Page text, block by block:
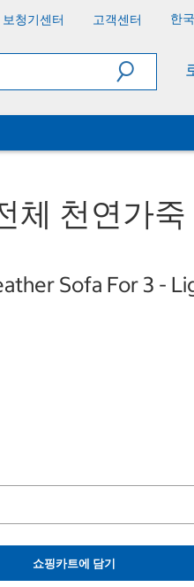
보청기센터 고객센터 한
체 천연가
Sofa For 3 -
쇼핑카트에 담기